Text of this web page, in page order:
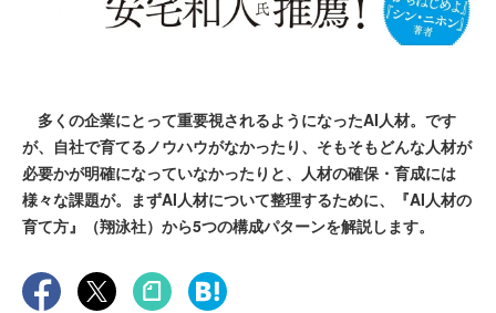
多くの企業にとって重要視されるようになったAI人材。です
が、自社で育てるノウハウがなかったり、そもそもどんな人材が
必要かが明確になっていなかったりと、人材の確保・育成には
様々な課題が。まずAI人材について整理するために、『AI人材の
育て方』（翔泳社）から5つの構成パターンを解説します。